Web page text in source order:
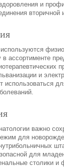
и
вторичной
ассортименте
и
использоваться
важно
для
для
столики и